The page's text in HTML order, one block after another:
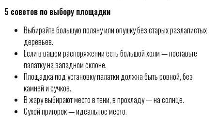
5 советов по выбору площадки
Выбирайте большую поляну или опушку без старых разлапистых
деревьев.
Если в вашем распоряжении есть большой холм — поставьте
палатку на западном склоне.
Площадка под установку палатки должна быть ровной, без
камней и сучков.
В жару выбирают место в тени, в прохладу — на солнце.
Сухой пригорок — идеальное место.